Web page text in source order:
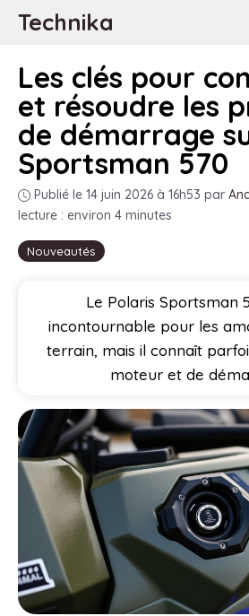
AllerTechnika
Nouveautés
Les clés pour
et résoudre les
de démarrage
Sportsman 570
Publié le 14 juin 2026 à 16h53 par
lecture : environ 4 minutes
Le Polaris Sportsman
incontournable pour les
terrain, mais il connaît
moteur et de